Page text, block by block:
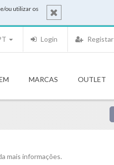
ou utilizar os
Registar
Login
MARCAS OUTLET
mais informações.